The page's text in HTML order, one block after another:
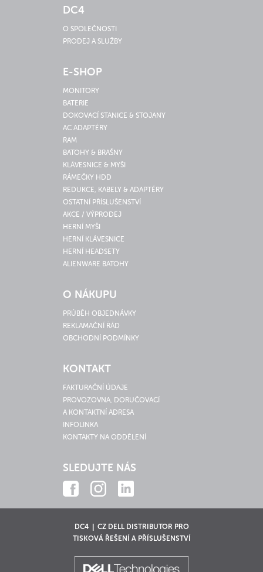
DC4
O SPOLEČNOSTI
PRODEJ A SLUŽBY
E-SHOP
MONITORY
BATERIE
DOKOVACÍ STANICE & STOJANY
AC ADAPTÉRY
RAM
BATOHY & BRAŠNY
KLÁVESNICE & MYŠI
RÁMEČKY HDD
REDUKCE, KABELY & ADAPTÉRY
OSTATNÍ PŘÍSLUŠENSTVÍ
AKCE / VÝPRODEJ
HERNÍ MYŠI
HERNÍ KLÁVESNICE
HERNÍ HEADSETY
ALIENWARE BATOHY
O NÁKUPU
PRŮBĚH OBJEDNÁVKY
REKLAMAČNÍ ŘÁD
OBCHODNÍ PODMÍNKY
KONTAKT
FAKTURAČNÍ ÚDAJE
PROVOZOVNA, DORUČOVACÍ
A KONTAKTNÍ ADRESA
INFOLINKA
KONTAKTY NA ODDĚLENÍ
SLEDUJTE NÁS
DC4 | CZ DELL DISTRIBUTOR PRO
TISKOVÁ ŘEŠENÍ A PŘÍSLUŠENSTVÍ